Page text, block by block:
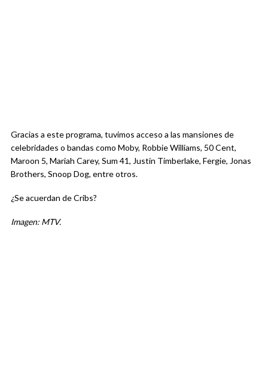
Gracias a este programa, tuvimos acceso a las mansiones de
celebridades o bandas como Moby, Robbie Williams, 50 Cent,
Maroon 5, Mariah Carey, Sum 41, Justin Timberlake, Fergie, Jonas
Brothers, Snoop Dog, entre otros.
¿Se acuerdan de Cribs?
Imagen: MTV.